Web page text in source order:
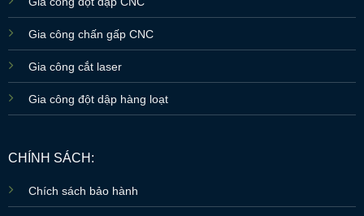
Gia công chấn gấp CNC
Gia công cắt laser
Gia công đột dập hàng loạt
CHÍNH SÁCH:
Chích sách bảo hành